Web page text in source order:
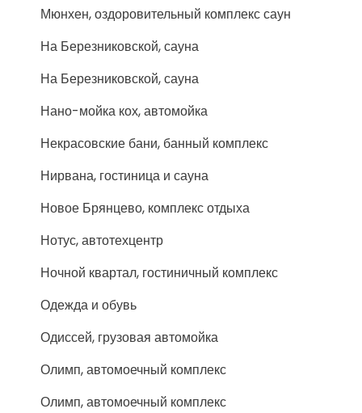
Мюнхен, оздоровительный комплекс саун
На Березниковской, сауна
На Березниковской, сауна
Нано-мойка кох, автомойка
Некрасовские бани, банный комплекс
Нирвана, гостиница и сауна
Новое Брянцево, комплекс отдыха
Нотус, автотехцентр
Ночной квартал, гостиничный комплекс
Одежда и обувь
Одиссей, грузовая автомойка
Олимп, автомоечный комплекс
Олимп, автомоечный комплекс